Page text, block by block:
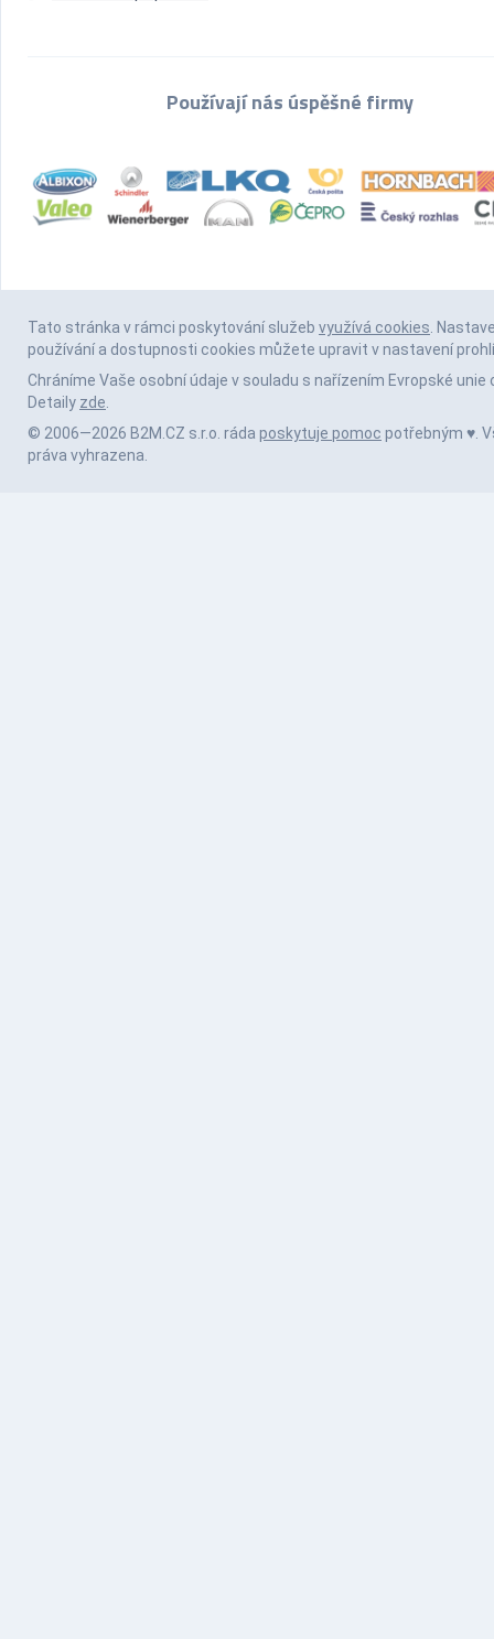
Používají nás úspěšné firmy
Tato stránka v rámci poskytování služeb využívá cookies.
používání a dostupnosti cookies můžete upravit v nastavení
Chráníme Vaše osobní údaje v souladu s nařízením Evropské unie
Detaily zde.
© 2006—2026 B2M.CZ s.r.o. ráda poskytuje pomoc potřebným ♥️.
práva vyhrazena.